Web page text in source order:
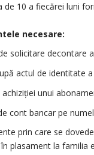
de 10 a fiecărei luni
necesare:
solicitare decontare
actul de identitate
unui
cont bancar pe
prin care se
plasament la familia